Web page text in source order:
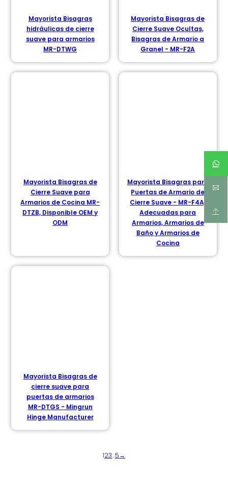
Mayorista Bisagras
hidráulicas de cierre
suave para armarios
MR-DTWG
Mayorista Bisagras de
Cierre Suave Ocultas,
Bisagras de Armario a
Granel - MR-F2A
Mayorista Bisagras de
Cierre Suave para
Armarios de Cocina MR-
DTZB, Disponible OEM y
ODM
Mayorista Bisagras para
Puertas de Armario de
Cierre Suave - MR-F4A,
Adecuadas para
Armarios, Armarios de
Baño y Armarios de
Cocina
Mayorista Bisagras de
cierre suave para
puertas de armarios
MR-DTGS - Mingrun
Hinge Manufacturer
123...5→